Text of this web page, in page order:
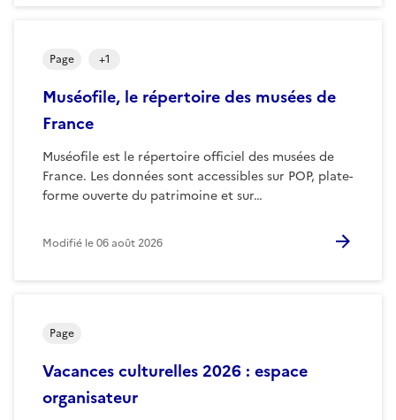
Muséofile, le répertoire des musées de
France
Muséofile est le répertoire officiel des musées de
France. Les données sont accessibles sur POP, plate-
forme ouverte du patrimoine et sur…
Page +1
Modifié le06 août 2026
Vacances culturelles 2026 : espace
organisateur
Page